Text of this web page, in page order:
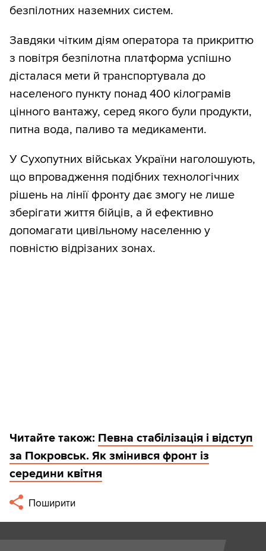
безпілотних наземних систем.
Завдяки чітким діям оператора та прикриттю
з повітря безпілотна платформа успішно
дісталася мети й транспортувала до
населеного пункту понад 400 кілограмів
цінного вантажу, серед якого були продукти,
питна вода, паливо та медикаменти.
У Сухопутних військах України наголошують,
що впровадження подібних технологічних
рішень на лінії фронту дає змогу не лише
зберігати життя бійців, а й ефективно
допомагати цивільному населенню у
повністю відрізаних зонах.
Читайте також: Певна стабілізація і відступ
за Покровськ. Як змінився фронт із
середини квітня
Поширити